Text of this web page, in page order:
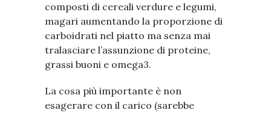
composti di cereali verdure e legumi,
magari aumentando la proporzione di
carboidrati nel piatto ma senza mai
tralasciare l’assunzione di proteine,
grassi buoni e omega3.
La cosa più importante è non
esagerare con il carico (sarebbe